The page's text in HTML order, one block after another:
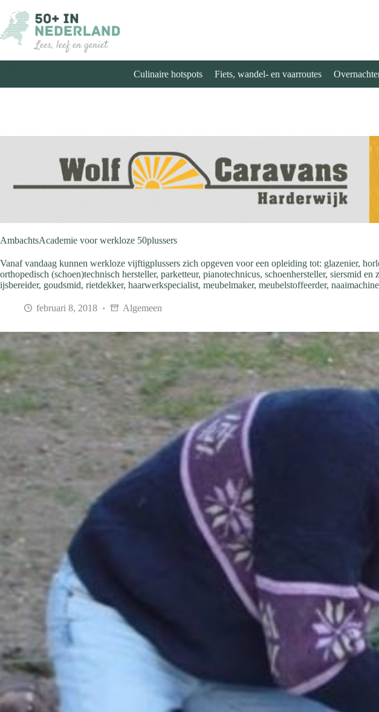
naar
de
inhoud
Culinaire hotspots Fiets, wandel- en vaarroutes
AmbachtsAcademie voor werkloze 50plussers
Vanaf vandaag kunnen werkloze vijftigplussers zich opgeven voor een opleiding tot: glazenier,
orthopedisch (schoen)technisch hersteller, parketteur, pianotechnicus, schoenhersteller, siersmid
ijsbereider, goudsmid, rietdekker, haarwerkspecialist, meubelmaker, meubelstoffeerder,
februari 8, 2018 Algemeen